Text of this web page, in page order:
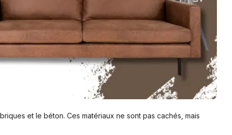
et le béton. Ces matériaux ne sont pas cachés, mais